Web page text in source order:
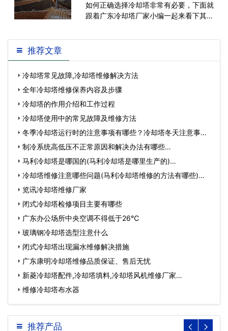
如何正确选择冷却塔非常有必要，下面就
跟着广东冷却塔厂家小编一起来看下其中
推荐文章
冷却塔常见故障,冷却塔维修解决方法
全年冷却塔维修保养内容及步骤
冷却塔的作用介绍和工作过程
冷却塔使用中的常见故障及维修方法
冬季冷却塔运行时的注意事项有哪些？冷却塔冬天注意事
项…制冷系统高低压不正常原因和解决办法有哪些…
马利冷却塔是哪国的(马利冷却塔是哪里生产的)…
冷却塔维修注意哪些问题(马利冷却塔维修的方法有哪些)…
览讯冷却塔维修厂家
闭式冷却塔检修项目主要有哪些
广东办公场所中央空调不得低于26℃
玻璃钢冷却塔选型注意什么
闭式冷却塔出现漏水维修解决措施
广东康明冷却塔维修品质保证、售后无忧
新菱冷却塔配件,冷却塔填料,冷却塔风机维修厂家…
维修冷却塔布水器
推荐产品